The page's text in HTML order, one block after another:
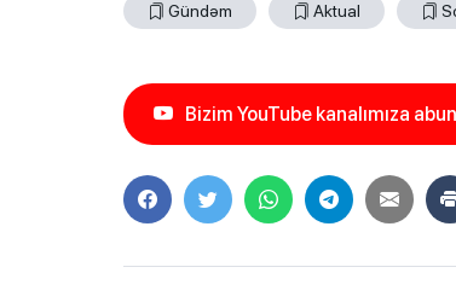
Gündəm Aktual
Bizim YouTube kanalımıza